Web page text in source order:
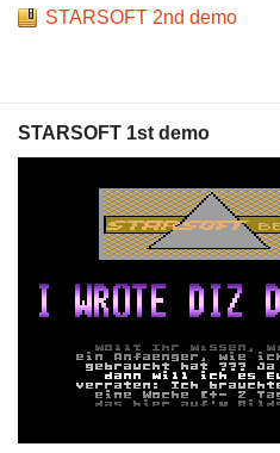
STARSOFT 2nd demo
STARSOFT 1st demo